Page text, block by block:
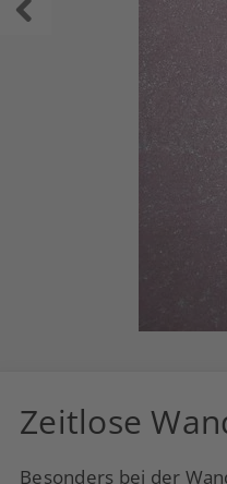
Zeitlose
Besonders bei der